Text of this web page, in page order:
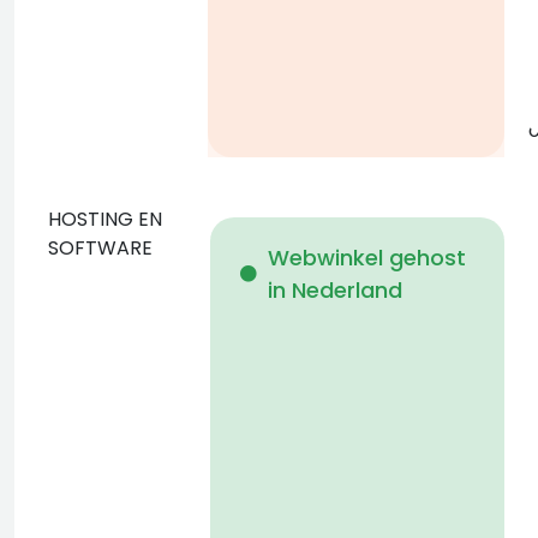
HOSTING EN
SOFTWARE
Webwinkel gehost
in Nederland